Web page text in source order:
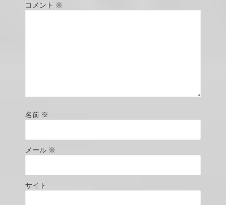
コメント ※
名前 ※
メール ※
サイト